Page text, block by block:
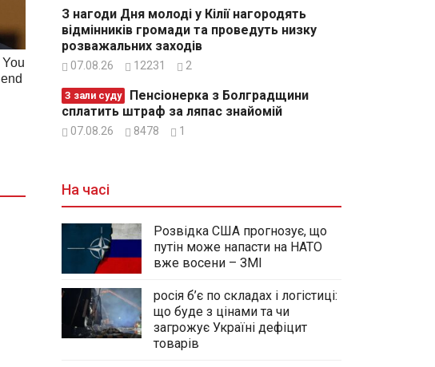
З нагоди Дня молоді у Кілії нагородять
відмінників громади та проведуть низку
розважальних заходів
07.08.26 12231 2
З зали суду
сплатить штраф за ляпас знайомій
07.08.26 8478 1
На часі
Розвідка США прогнозує, що
путін може напасти на НАТО
вже восени – ЗМІ
росія б’є по складах і логістиці:
що буде з цінами та чи
загрожує Україні дефіцит
товарів